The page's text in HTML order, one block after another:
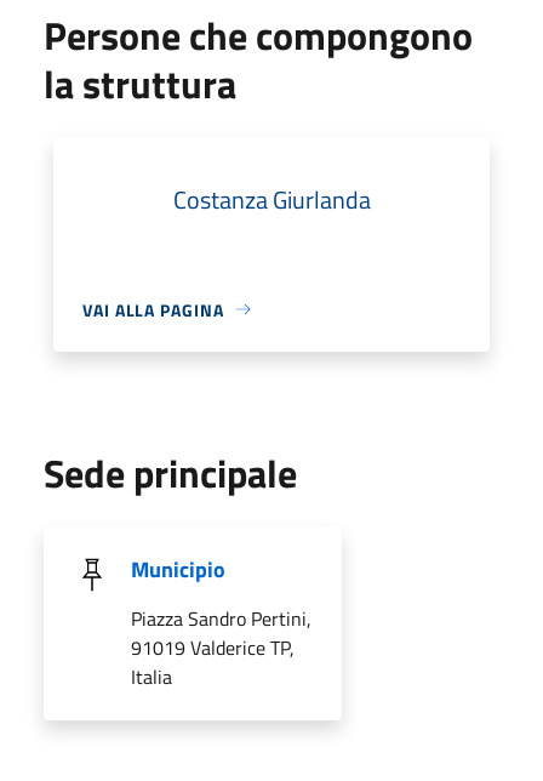
Persone che compongono
la struttura
Costanza Giurlanda
VAI ALLA PAGINA
Sede principale
Municipio
Piazza Sandro Pertini,
91019 Valderice TP,
Italia